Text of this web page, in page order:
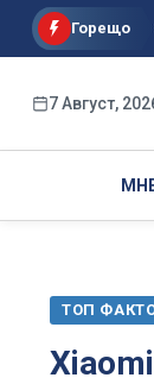
Горещо
- войната вече
7 Август,
ТОП